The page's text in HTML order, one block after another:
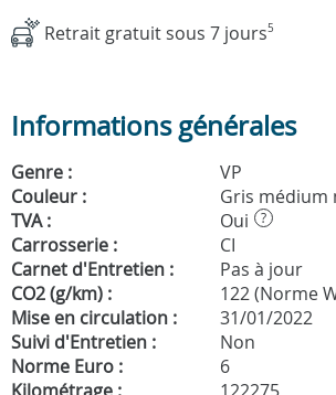
Retrait gratuit sous 7 jours5
Informations générales
Genre :
VP
Couleur :
Gris médium
TVA :
Oui ?
Carrosserie :
CI
Carnet d'Entretien :
Pas à jour
CO2 (g/km) :
122 (Norme
Mise en circulation :
31/01/2022
Suivi d'Entretien :
Non
Norme Euro :
6